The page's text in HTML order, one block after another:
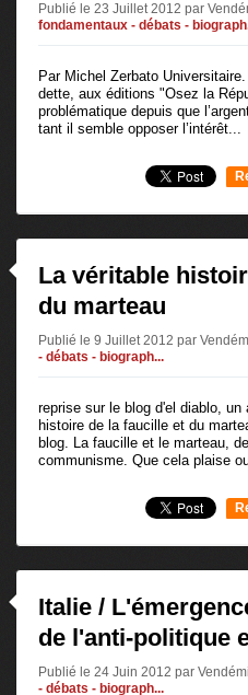
Publié le 23 Juillet 2012 par
fondamentaux - débats -
Par Michel Zerbato
dette, aux éditions "Osez la
problématique depuis que
tant il semble opposer l’intérêt...
La véritable
du marteau
Publié le 9 Juillet 2012 par
- débats - biograph...
reprise sur le blog d'el diablo,
histoire de la faucille et du
blog. La faucille et le marteau,
communisme. Que cela plaise
Italie /
de l'anti-politique
Publié le 24 Juin 2012 par
- débats - biograph...